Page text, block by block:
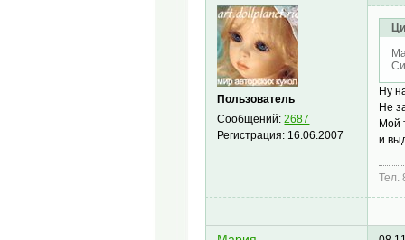
Пользователь
Сообщений:2687
Регистрация: 16.06.2007
Ну
Не
Мой
и
Тел.